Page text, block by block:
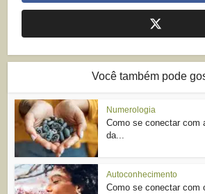
Você também pode
Numerologia
Como se conectar com
da...
Autoconhecimento
Como se conectar com